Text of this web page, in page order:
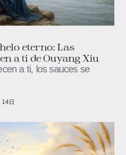
eterno: Las
a ti de Ouyang Xiu
a ti, los sauces se
14日